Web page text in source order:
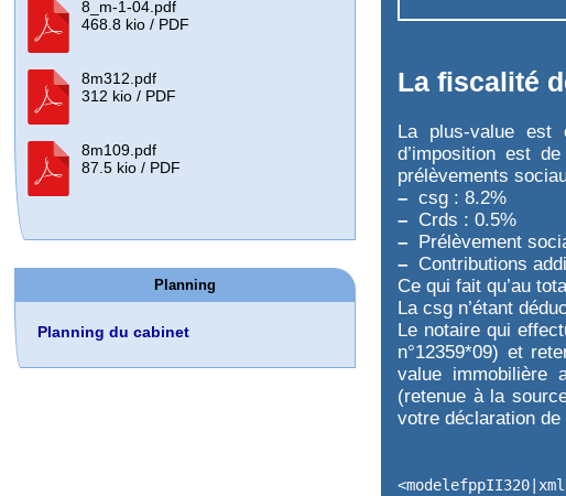
La fiscalité
La plus-value
d’imposition est
prélèvements
– csg : 8.2%
– Crds : 0.5%
– Prélèvement
– Contributions
Ce qui fait qu’au
La csg n’étant
Le notaire qui
n°12359*09) et
value immobilière
(retenue à la
votre déclaration de
8_m-1-04.pdf
468.8 kio / PDF
8m312.pdf
312 kio / PDF
8m109.pdf
87.5 kio / PDF
Planning
Planning du cabinet